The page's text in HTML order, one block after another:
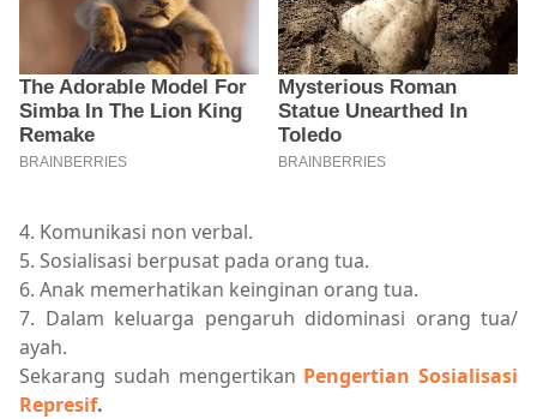
4. Komunikasi non verbal.
5. Sosialisasi berpusat pada orang tua.
6. Anak memerhatikan keinginan orang tua.
7. Dalam keluarga pengaruh didominasi orang tua/
ayah.
Sekarang sudah mengertikan Pengertian Sosialisasi
Represif.